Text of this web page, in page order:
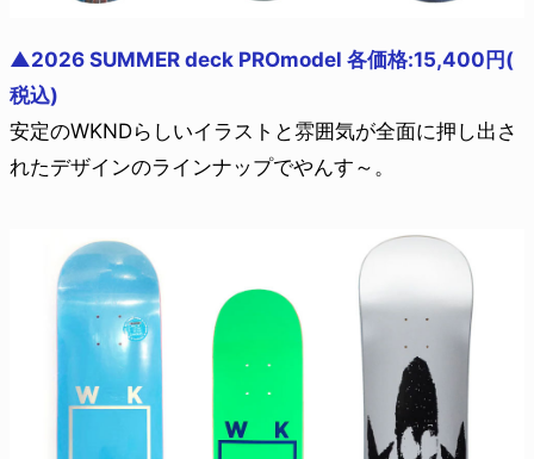
▲2026 SUMMER deck PROmodel 各価格:15,400円(
税込)
安定のWKNDらしいイラストと雰囲気が全面に押し出さ
れたデザインのラインナップでやんす～。